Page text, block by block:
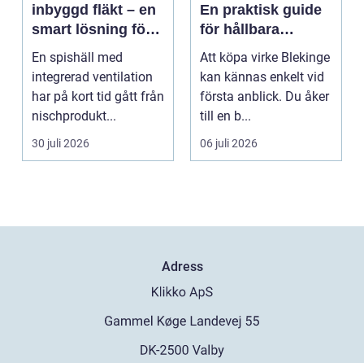
inbyggd fläkt – en
smart lösning för
moderna kök
En spishäll med
integrerad ventilation
har på kort tid gått från
nischprodukt...
30 juli 2026
En praktisk guide
för hållbara
byggprojekt
Att köpa virke Blekinge
kan kännas enkelt vid
första anblick. Du åker
till en b...
06 juli 2026
Adress